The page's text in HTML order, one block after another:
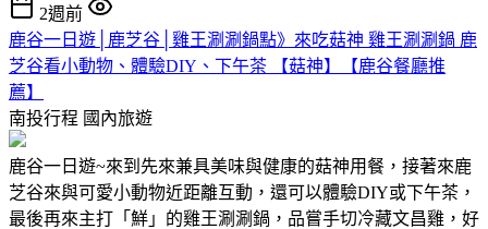
2週前
鹿谷一日遊│鹿芝谷│雞王涮涮鍋點》來吃菇神 雞王涮涮鍋 鹿
芝谷看小動物、體驗DIY、下午茶 【菇神】【鹿谷餐廳推
薦】
南投行程 國內旅遊
鹿谷一日遊~來到先來兼具美味與健康的菇神用餐，接著來鹿
芝谷來與可愛小動物近距離互動，還可以體驗DIY或下午茶，
最後再來主打「鮮」的雞王涮涮鍋，品嘗手切冷藏文昌雞，好